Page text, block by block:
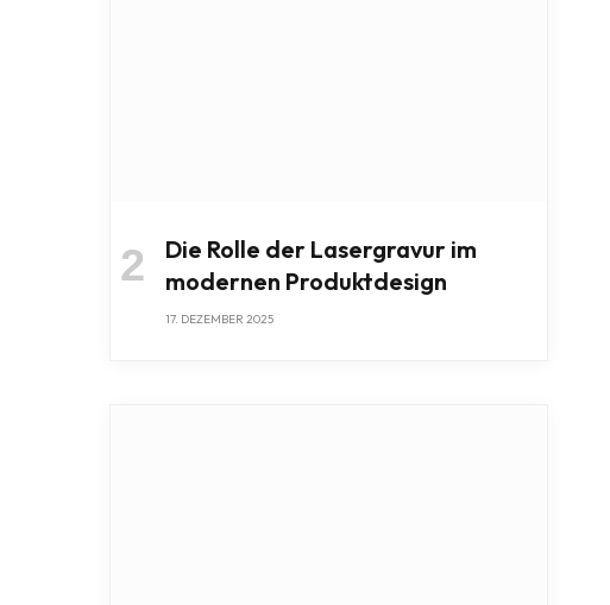
Die Rolle der Lasergravur im
modernen Produktdesign
17. DEZEMBER 2025